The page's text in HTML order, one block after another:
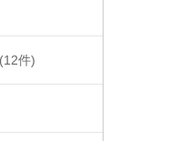
(12件)